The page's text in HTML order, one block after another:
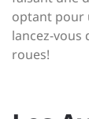
optant pour
lancez-vous
roues!